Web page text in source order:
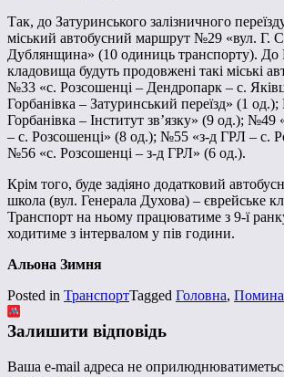
Так, до Затуринського залізничного
міський автобусний маршрут №29 «вул. Г.
Дублянщина» (10 одиниць транспорту). До
кладовища будуть продовжені такі міські
№33 «с. Розсошенці – Дендропарк – с.
Горбанівка – Затуринський переїзд» (1
Горбанівка – Інститут зв’язку» (9 од.); №49
– с. Розсошенці» (8 од.); №55 «з-д ГРЛ – с.
№56 «с. Розсошенці – з-д ГРЛ» (6 од.).
Крім того, буде задіяно додатковий
школа (вул. Генерала Духова) – єврейське
Транспорт на ньому працюватиме з 9-ї
ходитиме з інтервалом у пів години.
Альона Зимня
Posted in ТранспортTagged Головна,
Залишити відповідь
Ваша e-mail адреса не